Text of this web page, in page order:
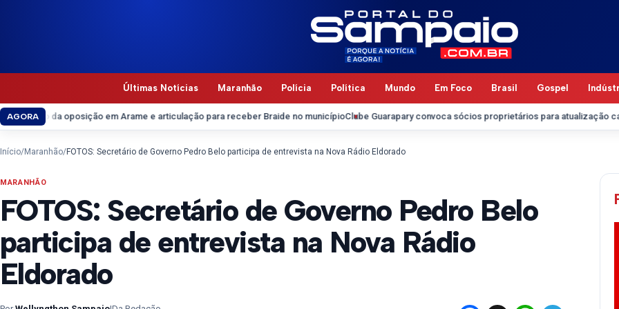
Últimas Notícias Maranhão Polícia Política Mundo Em Foco Brasil Gospel
AGORAem Arame e articulação para receber Braide no municípioClube Guarapary convoca sócios proprietários para atualização cadastral em
Início/Maranhão/FOTOS: Secretário de Governo Pedro Belo participa de entrevista na Nova Rádio Eldorado
MARANHÃO
FOTOS: Secretário de Governo Pedro Belo
participa de entrevista na Nova Rádio
Eldorado